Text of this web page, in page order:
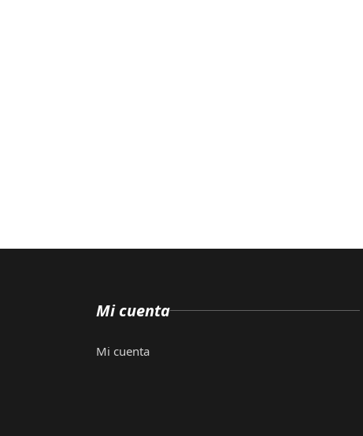
Mi cuenta
Mi cuenta